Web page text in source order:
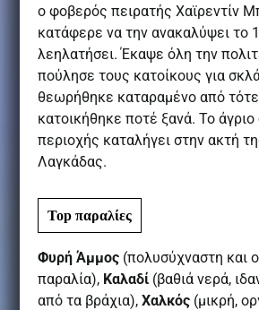
ο φοβερός πειρατής Χαϊρεντίν
κατάφερε να την ανακαλύψει το
λεηλατήσει. Έκαψε όλη την
πούλησε τους κατοίκους για
θεωρήθηκε καταραμένο από τότε
κατοικήθηκε ποτέ ξανά. Το άγριο
περιοχής καταλήγει στην ακτή
Λαγκάδας.
Top παραλίες
Φυρή Άμμος (πολυσύχναστη και
παραλία), Καλαδί (βαθιά νερά,
από τα βράχια),Χαλκός (μικρή,